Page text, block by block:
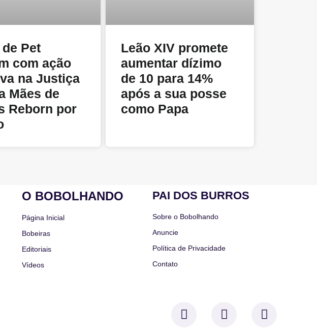
Pet
com ação
na Justiça
Mães de
Reborn por
Leão XIV promete
aumentar dízimo
de 10 para 14%
após a sua posse
como Papa
O BOBOLHANDO
Página Inicial
Bobeiras
Editoriais
Vídeos
PAI DOS BURROS
Sobre o Bobolhando
Anuncie
Política de Privacidade
Contato